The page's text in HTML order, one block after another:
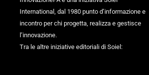
International, dal 1980 punto d’informazione e
incontro per chi progetta, realizza e gestisce
l’innovazione.
Tra le altre iniziative editoriali di Soiel: